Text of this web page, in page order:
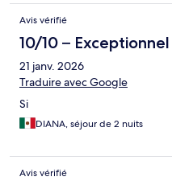
Avis vérifié
10/10 – Exceptionnel
21 janv. 2026
Traduire avec Google
Si
DIANA, séjour de 2 nuits
Avis vérifié